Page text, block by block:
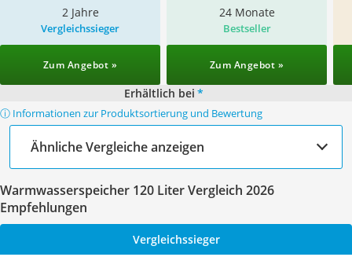
2 Jahre 24 Monate
Vergleichssieger
Zum Angebot »
Bestseller
Zum Angebot »
Erhältlich bei *
ⓘ Informationen zur Produktsortierung und Bewertung
Ähnliche Vergleiche anzeigen
Warmwasserspeicher 120 Liter Vergleich 2026
Empfehlungen
Vergleichssieger